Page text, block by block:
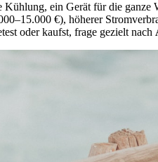
Kühlung, ein Gerät für die ganze
€), höherer
oder kaufst, frage gezielt nach